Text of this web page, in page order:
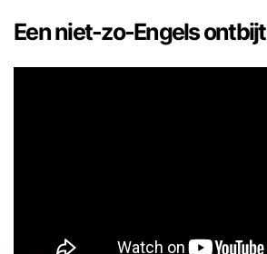
Een niet-zo-Engels ontbijt